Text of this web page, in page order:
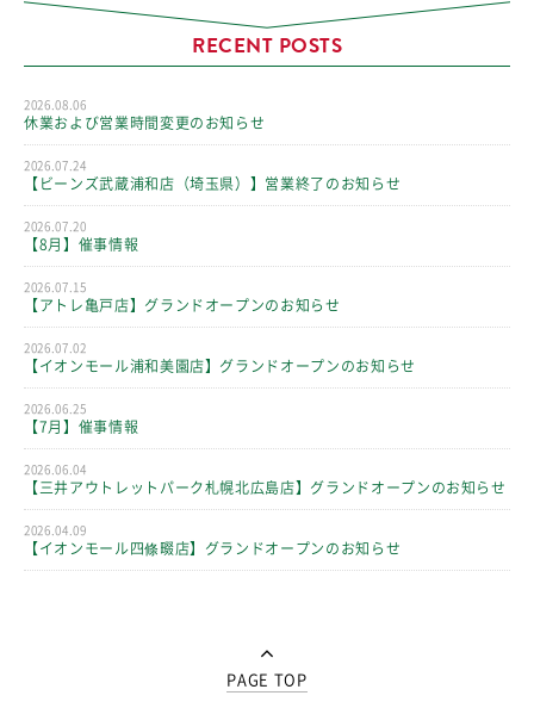
RECENT POSTS
2026.08.06
休業および営業時間変更のお知らせ
2026.07.24
【ビーンズ武蔵浦和店（埼玉県）】営業終了のお知らせ
2026.07.20
【8月】催事情報
2026.07.15
【アトレ亀戸店】グランドオープンのお知らせ
2026.07.02
【イオンモール浦和美園店】グランドオープンのお知らせ
2026.06.25
【7月】催事情報
2026.06.04
【三井アウトレットパーク札幌北広島店】グランドオープンのお知らせ
2026.04.09
【イオンモール四條畷店】グランドオープンのお知らせ
PAGE TOP